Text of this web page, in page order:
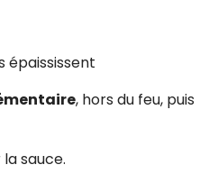
épaississent
, hors du feu, puis
sauce.